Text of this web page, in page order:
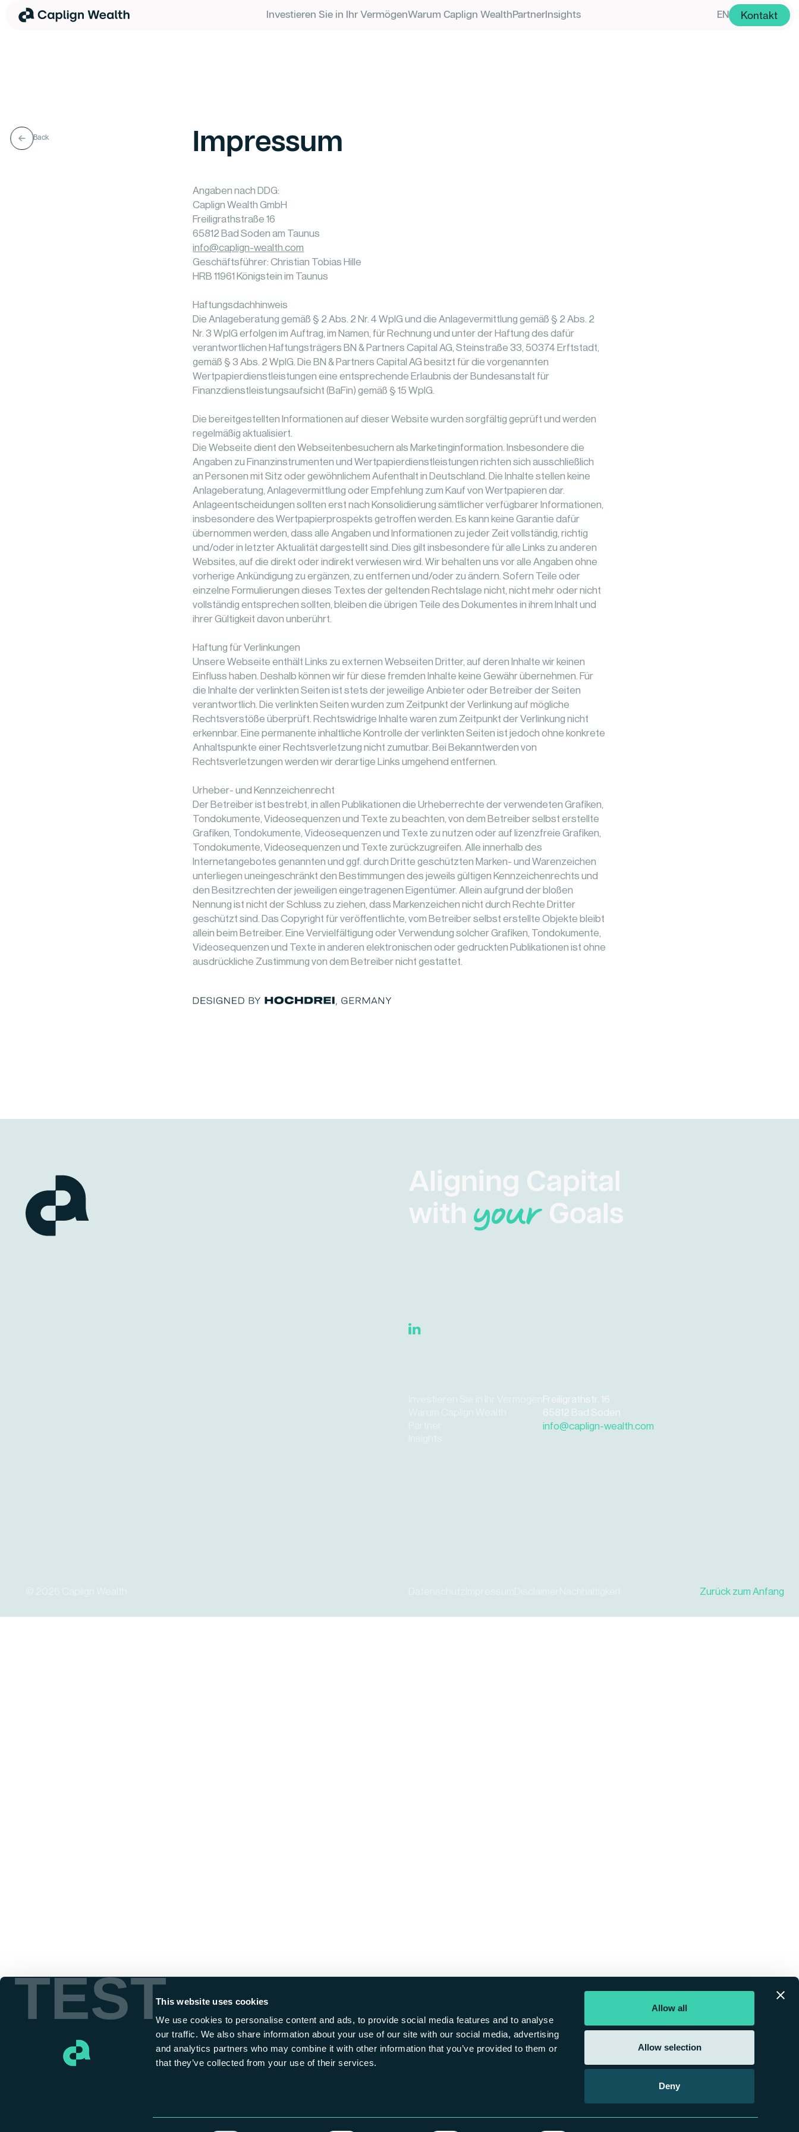
TESTThis website uses cookies
We use cookies to personalise content and ads, to provide social media features and to analyse
our traffic. We also share information about your use of our site with our social media, advertising
and analytics partners who may combine it with other information that you’ve provided to them or
that they’ve collected from your use of their services.
Allow all
Allow selection
Deny
Investieren Sie in Ihr VermögenWarum Caplign WealthPartnerInsights EN Kontakt
Back Impressum
Angaben nach DDG:
Caplign Wealth GmbH
Freiligrathstraße 16
65812 Bad Soden am Taunus
info@caplign-wealth.com
Geschäftsführer: Christian Tobias Hille
HRB 11961 Königstein im Taunus
Haftungsdachhinweis
Die Anlageberatung gemäß § 2 Abs. 2 Nr. 4 WpIG und die Anlagevermittlung gemäß § 2 Abs. 2
Nr. 3 WpIG erfolgen im Auftrag, im Namen, für Rechnung und unter der Haftung des dafür
verantwortlichen Haftungsträgers BN & Partners Capital AG, Steinstraße 33, 50374 Erftstadt,
gemäß § 3 Abs. 2 WpIG. Die BN & Partners Capital AG besitzt für die vorgenannten
Wertpapierdienstleistungen eine entsprechende Erlaubnis der Bundesanstalt für
Finanzdienstleistungsaufsicht (BaFin) gemäß § 15 WpIG.
Die bereitgestellten Informationen auf dieser Website wurden sorgfältig geprüft und werden
regelmäßig aktualisiert.
Die Webseite dient den Webseitenbesuchern als Marketinginformation. Insbesondere die
Angaben zu Finanzinstrumenten und Wertpapierdienstleistungen richten sich ausschließlich
an Personen mit Sitz oder gewöhnlichem Aufenthalt in Deutschland. Die Inhalte stellen keine
Anlageberatung, Anlagevermittlung oder Empfehlung zum Kauf von Wertpapieren dar.
Anlageentscheidungen sollten erst nach Konsolidierung sämtlicher verfügbarer Informationen,
insbesondere des Wertpapierprospekts getroffen werden. Es kann keine Garantie dafür
übernommen werden, dass alle Angaben und Informationen zu jeder Zeit vollständig, richtig
und/oder in letzter Aktualität dargestellt sind. Dies gilt insbesondere für alle Links zu anderen
Websites, auf die direkt oder indirekt verwiesen wird. Wir behalten uns vor alle Angaben ohne
vorherige Ankündigung zu ergänzen, zu entfernen und/oder zu ändern. Sofern Teile oder
einzelne Formulierungen dieses Textes der geltenden Rechtslage nicht, nicht mehr oder nicht
vollständig entsprechen sollten, bleiben die übrigen Teile des Dokumentes in ihrem Inhalt und
ihrer Gültigkeit davon unberührt.
Haftung für Verlinkungen
Unsere Webseite enthält Links zu externen Webseiten Dritter, auf deren Inhalte wir keinen
Einfluss haben. Deshalb können wir für diese fremden Inhalte keine Gewähr übernehmen. Für
die Inhalte der verlinkten Seiten ist stets der jeweilige Anbieter oder Betreiber der Seiten
verantwortlich. Die verlinkten Seiten wurden zum Zeitpunkt der Verlinkung auf mögliche
Rechtsverstöße überprüft. Rechtswidrige Inhalte waren zum Zeitpunkt der Verlinkung nicht
erkennbar. Eine permanente inhaltliche Kontrolle der verlinkten Seiten ist jedoch ohne konkrete
Anhaltspunkte einer Rechtsverletzung nicht zumutbar. Bei Bekanntwerden von
Rechtsverletzungen werden wir derartige Links umgehend entfernen.
Urheber- und Kennzeichenrecht
Der Betreiber ist bestrebt, in allen Publikationen die Urheberrechte der verwendeten Grafiken,
Tondokumente, Videosequenzen und Texte zu beachten, von dem Betreiber selbst erstellte
Grafiken, Tondokumente, Videosequenzen und Texte zu nutzen oder auf lizenzfreie Grafiken,
Tondokumente, Videosequenzen und Texte zurückzugreifen. Alle innerhalb des
Internetangebotes genannten und ggf. durch Dritte geschützten Marken- und Warenzeichen
unterliegen uneingeschränkt den Bestimmungen des jeweils gültigen Kennzeichenrechts und
den Besitzrechten der jeweiligen eingetragenen Eigentümer. Allein aufgrund der bloßen
Nennung ist nicht der Schluss zu ziehen, dass Markenzeichen nicht durch Rechte Dritter
geschützt sind. Das Copyright für veröffentlichte, vom Betreiber selbst erstellte Objekte bleibt
allein beim Betreiber. Eine Vervielfältigung oder Verwendung solcher Grafiken, Tondokumente,
Videosequenzen und Texte in anderen elektronischen oder gedruckten Publikationen ist ohne
ausdrückliche Zustimmung von dem Betreiber nicht gestattet.
Aligning Capital
withyour Goals
Freiligrathstr. 16
65812 Bad Soden
info@caplign-wealth.com
Zurück zum Anfang